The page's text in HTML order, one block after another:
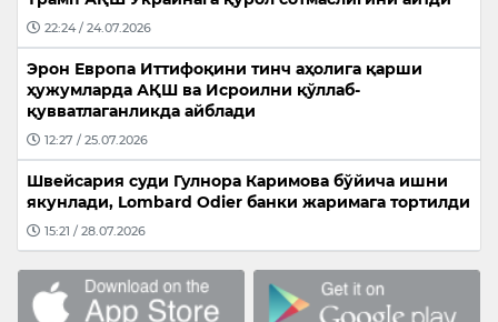
22:24 / 24.07.2026
Эрон Европа Иттифоқини тинч аҳолига қарши
ҳужумларда АҚШ ва Исроилни қўллаб-
қувватлаганликда айблади
12:27 / 25.07.2026
Швейсария суди Гулнора Каримова бўйича ишни
якунлади, Lombard Odier банки жаримага тортилди
15:21 / 28.07.2026